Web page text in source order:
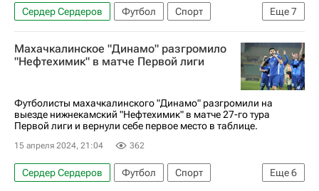
Еще7
Сердер Сердеров Футбол
Спорт
Москва
Россия
Мухаммад Султонов
Дмитрий Барков (футболист)
Арсенал (Тула)
Махачкалинское "Динамо" разгромило
"Нефтехимик" в матче Первой лиги
Футболисты махачкалинского "Динамо" разгромили на
выезде нижнекамский "Нефтехимик" в матче 27-го тура
Первой лиги и вернули себе первое место в таблице.
15 апреля 2024, 21:04 362
Еще6
Сердер Сердеров Футбол
Спорт